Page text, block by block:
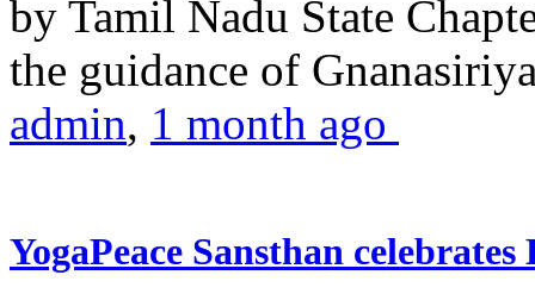
by Tamil Nadu State
the guidance of
admin, 1 month ago
YogaPeace Sansthan